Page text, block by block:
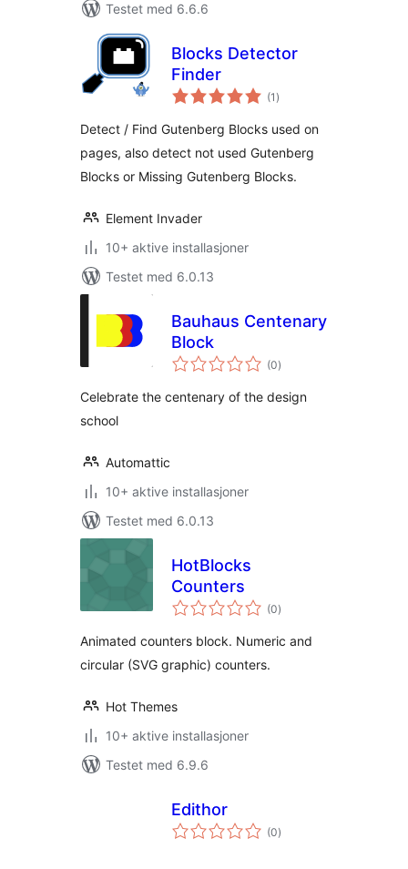
Testet med 6.6.6
Blocks Detector
Finder
(1 totale
vurderinger
)
Detect / Find Gutenberg Blocks used on
pages, also detect not used Gutenberg
Blocks or Missing Gutenberg Blocks.
Element Invader
10+ aktive installasjoner
Testet med 6.0.13
Bauhaus Centenary
Block
(0totale
vurderinger
)
Celebrate the centenary of the design
school
Automattic
10+ aktive installasjoner
Testet med 6.0.13
HotBlocks
Counters
(0totale
vurderinger
)
Animated counters block. Numeric and
circular (SVG graphic) counters.
Hot Themes
10+ aktive installasjoner
Testet med 6.9.6
Edithor
(0totale
vurderinger
)